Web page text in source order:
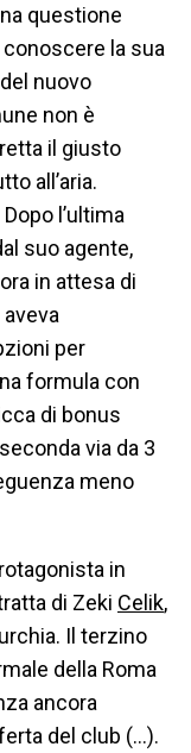
questione
la sua
nuovo
non è
il giusto
all’aria.
Dopo l’ultima
suo agente,
in attesa di
per
formula con
di bonus
via da 3
meno
in
di Zeki Celik,
Il terzino
della Roma
ancora
del club (…).